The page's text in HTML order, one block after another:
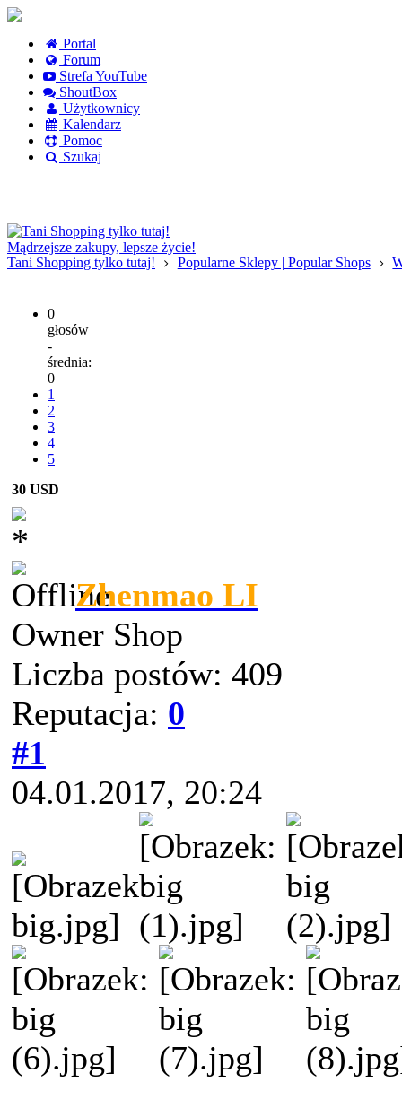
Portal
Forum
Strefa YouTube
ShoutBox
Użytkownicy
Kalendarz
Pomoc
Szukaj
Mądrzejsze zakupy, lepsze życie!
Tani Shopping tylko tutaj!
Popularne Sklepy | Popular Shops
0
głosów
-
średnia:
0
1
2
3
4
5
30 USD
Zhenmao LI
Owner Shop
Liczba postów: 409
Reputacja: 0
#1
04.01.2017, 20:24